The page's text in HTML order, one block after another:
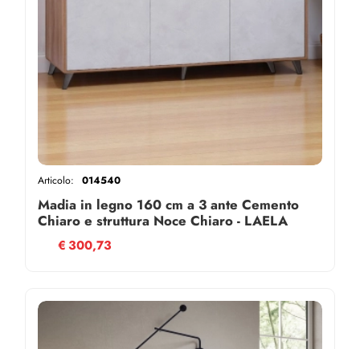
Madia in legno 160 cm a 3 ante Cemento
Chiaro e struttura Noce Chiaro - LAELA
Articolo: 014540
€300,73